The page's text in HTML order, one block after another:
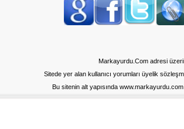
Markayurdu.Com adresi
Sitede yer alan kullanıcı yorumları üyelik
Bu sitenin alt yapısında www.markayurdu.com